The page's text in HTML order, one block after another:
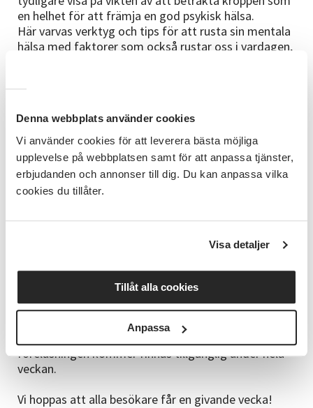
Denna webbplats använder cookies
Vi använder cookies för att leverera bästa möjliga
upplevelse på webbplatsen samt för att anpassa tjänster,
erbjudanden och annonser till dig. Du kan anpassa vilka
cookies du tillåter.
Visa detaljer
Tillåt alla cookies
Anpassa
en helhet för att främja en god psykisk hälsa.
Här varvas verktyg och tips för att rusta sin mentala
hälsa med faktorer som också rustar oss i vardagen,
väcka samtal och handling kring psykisk hälsa i
regionen. Under dessa nio dagar kommer en
mångfald av aktiviteter att äga rum, både fysiskt
och digitalt, över hela Blekinge. Allt är kostnadsfritt
och öppet för alla som önskar delta.
för att driva Instagramkontot @orkidéebarnsverige,
hälsa den 8–9 oktober.
Pa Modou Badjie, känd som sångare i Panetoz,
kommer att leverera en digital föreläsning som
inspirerar och engagerar unga människor. Den
föreläsningen kommer finnas tillgänglig under hela
veckan.
Vi hoppas att alla besökare får en givande vecka!